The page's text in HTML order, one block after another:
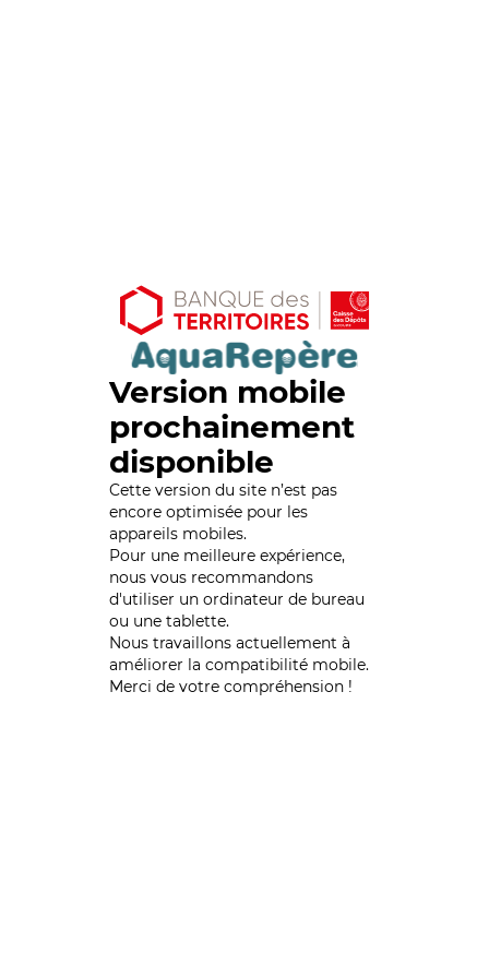
Version mobile
prochainement
disponible
Cette version du site n’est pas
encore optimisée pour les
appareils mobiles.
Pour une meilleure expérience,
nous vous recommandons
d'utiliser un ordinateur de bureau
ou une tablette.
Nous travaillons actuellement à
améliorer la compatibilité mobile.
Merci de votre compréhension !